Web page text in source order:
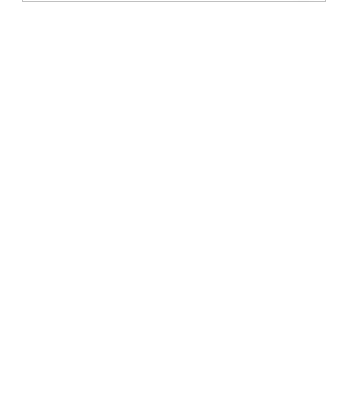
la cara a la nit envelleix la